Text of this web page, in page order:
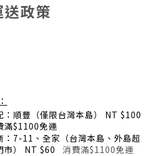
送政策
：順豐（僅限台灣本島） NT $100
滿$1100免運
：7-11、全家（台灣本島、外島超
市） NT $60 消費滿$1100免運